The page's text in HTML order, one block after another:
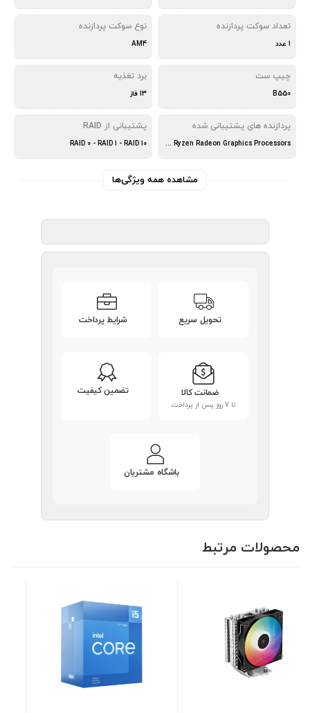
تعداد سوکت پردازنده
1 عدد
نوع سوکت پردازنده
AM4
چیپ ست
B550
برد تغذیه
13 فاز
پردازنده های پشتیبانی شده
AMD Ryzen 5000 Series , 3rd Gen Ryzen Radeon Graphics Processors
پشتیبانی از RAID
RAID 0 - RAID 1 - RAID 10
مشاهده همه ویژگی‌ها
تحویل سریع شرایط پرداخت
ضمانت کالا
تا 7 روز پس از پرداخت
تضمین کیفیت
باشگاه مشتریان
محصولات مرتبط